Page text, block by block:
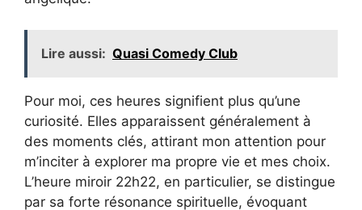
Lire aussi: Quasi Comedy Club
Pour moi, ces heures signifient plus qu’une
curiosité. Elles apparaissent généralement à
des moments clés, attirant mon attention pour
m’inciter à explorer ma propre vie et mes choix.
L’heure miroir 22h22, en particulier, se distingue
par sa forte résonance spirituelle, évoquant